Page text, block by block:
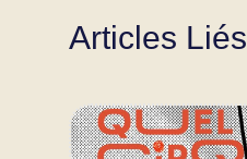
Articles Liés